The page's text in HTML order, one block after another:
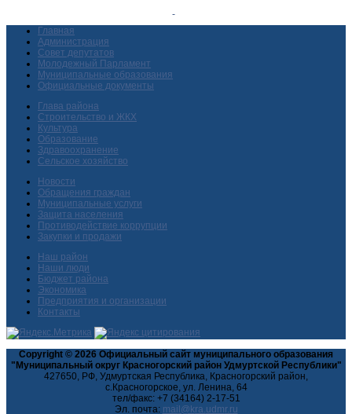
Главная
Администрация
Совет депутатов
Молодежный Парламент
Муниципальные образования
Официальные документы
Глава района
Строительство и ЖКХ
Культура
Образование
Здравоохранение
Сельское хозяйство
Новости
Обращения граждан
Муниципальные услуги
Защита населения
Противодействие коррупции
Закупки и продажи
Наш район
Наши люди
Бюджет района
Экономика
Предприятия и организации
Контакты
Copyright © 2026 Официальный сайт муниципального образования
"Муниципальный округ Красногорский район Удмуртской Республики"
427650, РФ, Удмуртская Республика, Красногорский район,
с.Красногорское, ул. Ленина, 64
тел/факс: +7 (34164) 2-17-51
Эл. почта: